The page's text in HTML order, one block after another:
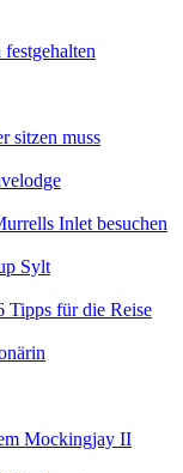
sitzen muss
Inlet besuchen
Sylt
für die Reise
Mockingjay II